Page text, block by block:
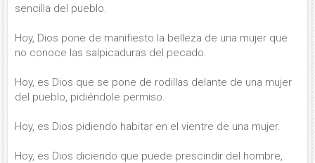
sencilla del pueblo.
Hoy, Dios pone de manifiesto la belleza de una mujer que
no conoce las salpicaduras del pecado.
Hoy, es Dios que se pone de rodillas delante de una mujer
del pueblo, pidiéndole permiso.
Hoy, es Dios pidiendo habitar en el vientre de una mujer.
Hoy, es Dios diciendo que puede prescindir del hombre,